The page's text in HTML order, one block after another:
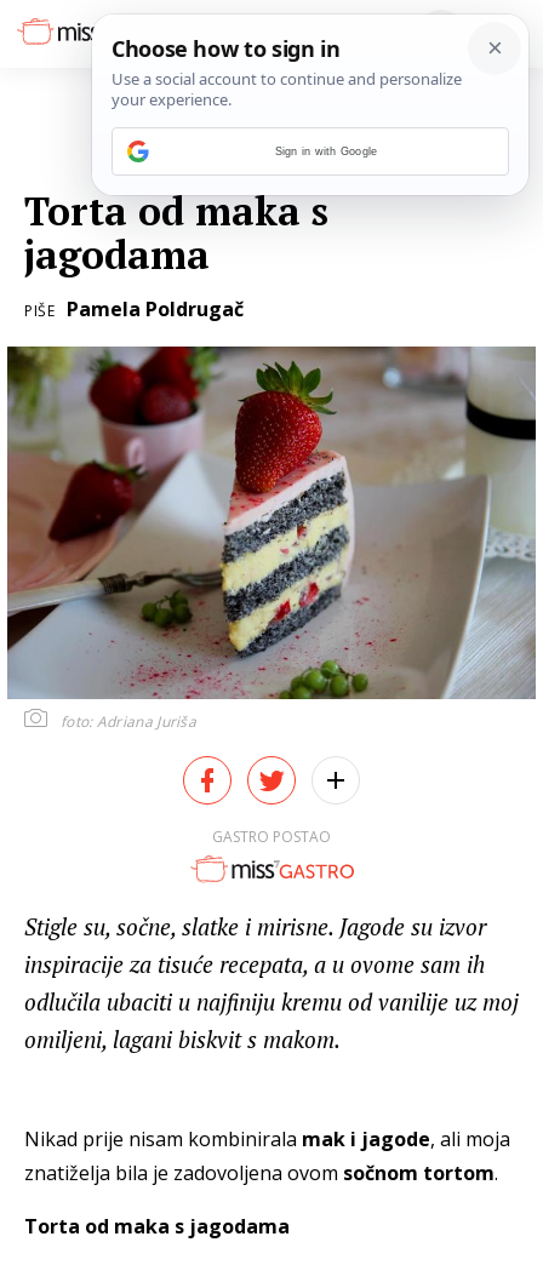
Torta od maka s
jagodama
PIŠE Pamela Poldrugač
foto: Adriana Juriša
GASTRO POSTAO
Stigle su, sočne, slatke i mirisne. Jagode su izvor
inspiracije za tisuće recepata, a u ovome sam ih
odlučila ubaciti u najfiniju kremu od vanilije uz moj
omiljeni, lagani biskvit s makom.
Nikad prije nisam kombinirala mak i jagode, ali moja
znatiželja bila je zadovoljena ovom sočnom tortom.
Torta od maka s jagodama
Sign in with Google